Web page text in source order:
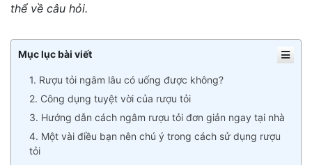
thể về câu hỏi.
Mục lục bài viết
1. Rượu tỏi ngâm lâu có uống được không?
2. Công dụng tuyệt vời của rượu tỏi
3. Hướng dẫn cách ngâm rượu tỏi đơn giản ngay tại nhà
4. Một vài điều bạn nên chú ý trong cách sử dụng rượu
tỏi